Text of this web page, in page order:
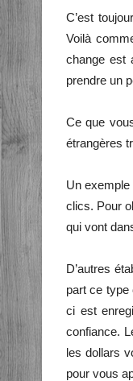
C’est
Voilà
change est
prendre un
Ce que
étrangères
Un
clics. Pour
qui vont
D’autres
part ce type
ci est
confiance.
les dollars
pour vous